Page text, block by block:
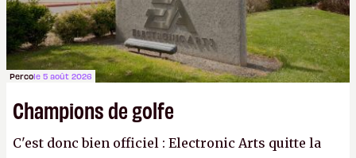
Percole 5 août 2026
Champions de golfe
C'est donc bien officiel : Electronic Arts quitte la